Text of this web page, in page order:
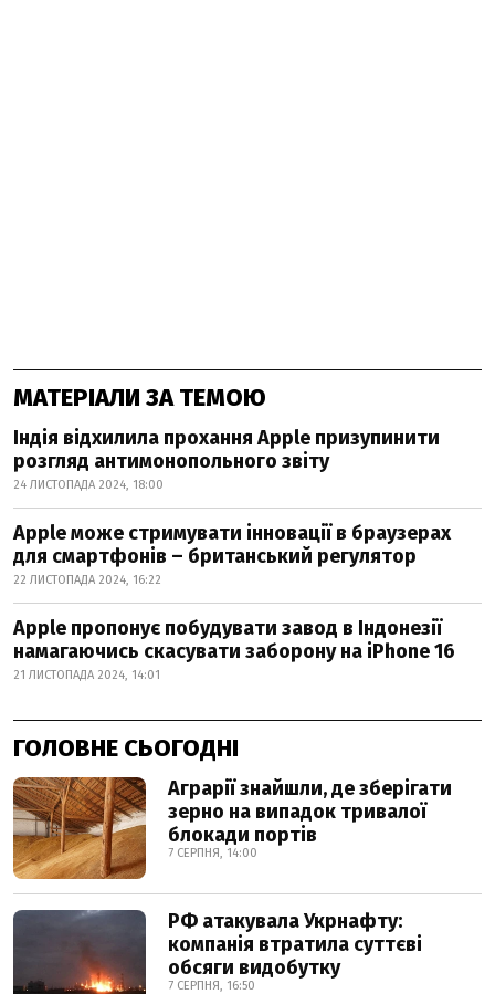
МАТЕРІАЛИ ЗА ТЕМОЮ
Індія відхилила прохання Apple призупинити
розгляд антимонопольного звіту
24 ЛИСТОПАДА 2024, 18:00
Apple може стримувати інновації в браузерах
для смартфонів – британський регулятор
22 ЛИСТОПАДА 2024, 16:22
Apple пропонує побудувати завод в Індонезії
намагаючись скасувати заборону на iPhone 16
21 ЛИСТОПАДА 2024, 14:01
ГОЛОВНЕ СЬОГОДНІ
Аграрії знайшли, де зберігати
зерно на випадок тривалої
блокади портів
7 СЕРПНЯ, 14:00
РФ атакувала Укрнафту:
компанія втратила суттєві
обсяги видобутку
7 СЕРПНЯ, 16:50